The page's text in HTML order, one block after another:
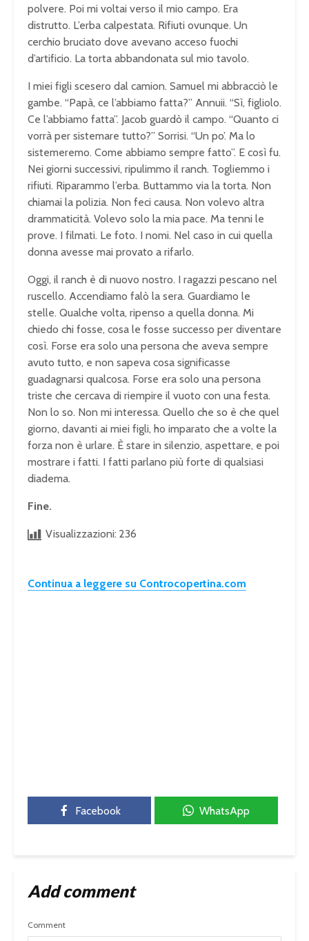
polvere. Poi mi voltai verso il mio campo. Era
distrutto. L’erba calpestata. Rifiuti ovunque. Un
cerchio bruciato dove avevano acceso fuochi
d’artificio. La torta abbandonata sul mio tavolo.
I miei figli scesero dal camion. Samuel mi abbracciò le
gambe. “Papà, ce l’abbiamo fatta?” Annuii. “Sì, figliolo.
Ce l’abbiamo fatta”. Jacob guardò il campo. “Quanto ci
vorrà per sistemare tutto?” Sorrisi. “Un po’. Ma lo
sistemeremo. Come abbiamo sempre fatto”. E così fu.
Nei giorni successivi, ripulimmo il ranch. Togliemmo i
rifiuti. Riparammo l’erba. Buttammo via la torta. Non
chiamai la polizia. Non feci causa. Non volevo altra
drammaticità. Volevo solo la mia pace. Ma tenni le
prove. I filmati. Le foto. I nomi. Nel caso in cui quella
donna avesse mai provato a rifarlo.
Oggi, il ranch è di nuovo nostro. I ragazzi pescano nel
ruscello. Accendiamo falò la sera. Guardiamo le
stelle. Qualche volta, ripenso a quella donna. Mi
chiedo chi fosse, cosa le fosse successo per diventare
così. Forse era solo una persona che aveva sempre
avuto tutto, e non sapeva cosa significasse
guadagnarsi qualcosa. Forse era solo una persona
triste che cercava di riempire il vuoto con una festa.
Non lo so. Non mi interessa. Quello che so è che quel
giorno, davanti ai miei figli, ho imparato che a volte la
forza non è urlare. È stare in silenzio, aspettare, e poi
mostrare i fatti. I fatti parlano più forte di qualsiasi
diadema.
Fine.
Visualizzazioni: 236
Continua a leggere su Controcopertina.com
Facebook WhatsApp
Add comment
Comment